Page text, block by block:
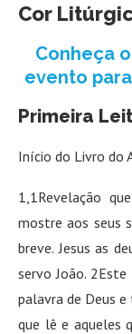
Cor
Conheça
evento
Primeira
Início do Livro do
1,1Revelação
mostre aos seus
breve. Jesus as
servo João.
palavra de Deus
que lê e aqueles